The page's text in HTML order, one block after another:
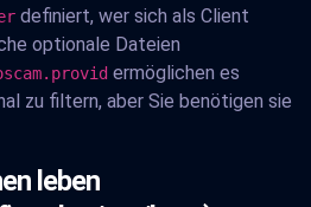
definiert, wer sich als Client
optionale Dateien
ermöglichen es
zu filtern, aber Sie benötigen sie
leben